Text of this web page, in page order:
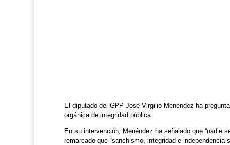
El diputado del GPP José Virgilio Menéndez ha
orgánica de integridad pública.
En su intervención, Menéndez ha señalado que “nadie
remarcado que “sanchismo, integridad e independencia